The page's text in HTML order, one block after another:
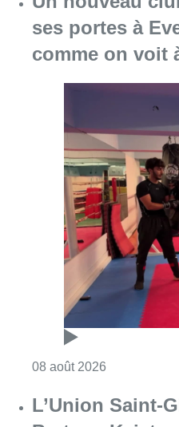
08 août 2026Consulter
L’Union Saint-
Bertram Kvist,
ans qui